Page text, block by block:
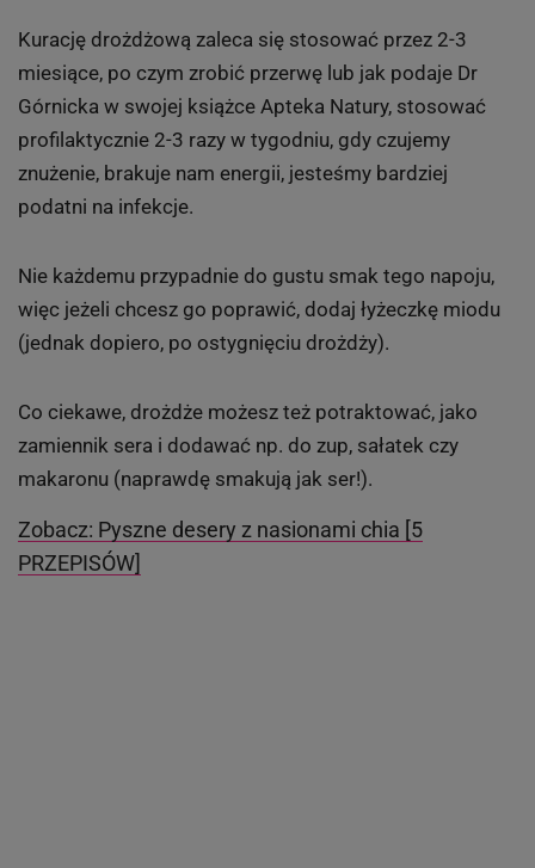
Kurację drożdżową zaleca się stosować przez 2-3
miesiące, po czym zrobić przerwę lub jak podaje Dr
Górnicka w swojej książce Apteka Natury, stosować
profilaktycznie 2-3 razy w tygodniu, gdy czujemy
znużenie, brakuje nam energii, jesteśmy bardziej
podatni na infekcje.
Nie każdemu przypadnie do gustu smak tego napoju,
więc jeżeli chcesz go poprawić, dodaj łyżeczkę miodu
(jednak dopiero, po ostygnięciu drożdży).
Co ciekawe, drożdże możesz też potraktować, jako
zamiennik sera i dodawać np. do zup, sałatek czy
makaronu (naprawdę smakują jak ser!).
Zobacz: Pyszne desery z nasionami chia [5
PRZEPISÓW]